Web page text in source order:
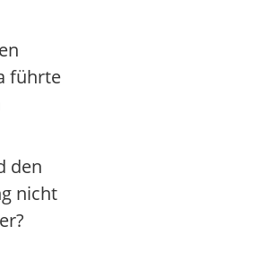
führte
den
nicht